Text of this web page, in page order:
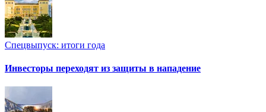
Спецвыпуск: итоги года
Инвесторы переходят из защиты в нападение